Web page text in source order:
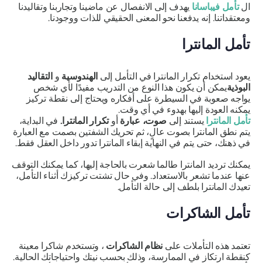
ال تأمل فيباسانايهدف إلى الانفصال عن ماضينا وتجاربنا وتقاليدنا
ومعتقداتنا. إنه يدفعنا نحو المعنى الحقيقي للذات ووجودنا.
تأمل المانترا
يعود استخدام تكرار المانترا في التأمل إلى الهندوسيةوالتقاليد
البوذيةيمكن أن يكون هذا النوع من التدريب مفيدًا لأي شخص
يواجه صعوبة في السيطرة على أفكاره ويحتاج إلى نقطة تركيز
يمكنه العودة إليها بهدوء في أي وقت.
تأمل المانترايستند إلىصوت،عبارةأوتكرار المانترا. في البداية،
يتم نطق المانترا بصوت عالٍ، ثم تحريك الشفتين بصمت مع العبارة
في ذهنك، حتى يتم في النهاية إبقاء المانترا تدور داخل العقل فقط.
يمكنك ترديد المانترا طالما شعرت بالحاجة إليها، كما يمكنك التوقف
عنها عندما تشعر بالاستعداد. وفي حال تشتت تركيزك أثناء التأمل،
تعيدك المانترا بلطف إلى حالة التأمل.
تأمل الشاكرات
تعتمد هذه التأملات على نظام الشاكرات، وتستخدم شاكرا معينة
كنقطة ارتكاز في الممارسة، وذلك بحسب نيتك واحتياجاتك الحالية.